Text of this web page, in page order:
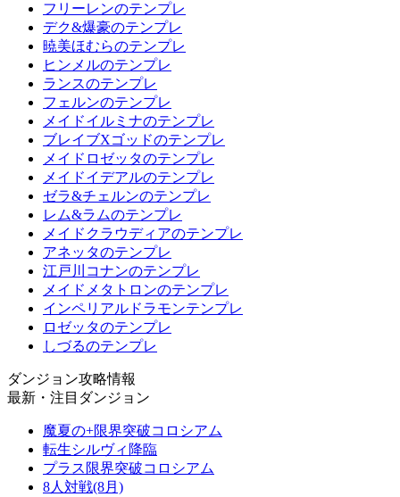
フリーレンのテンプレ
デク&爆豪のテンプレ
暁美ほむらのテンプレ
ヒンメルのテンプレ
ランスのテンプレ
フェルンのテンプレ
メイドイルミナのテンプレ
ブレイブXゴッドのテンプレ
メイドロゼッタのテンプレ
メイドイデアルのテンプレ
ゼラ&チェルンのテンプレ
レム&ラムのテンプレ
メイドクラウディアのテンプレ
アネッタのテンプレ
江戸川コナンのテンプレ
メイドメタトロンのテンプレ
インペリアルドラモンテンプレ
ロゼッタのテンプレ
しづるのテンプレ
ダンジョン攻略情報
最新・注目ダンジョン
魔夏の+限界突破コロシアム
転生シルヴィ降臨
プラス限界突破コロシアム
8人対戦(8月)